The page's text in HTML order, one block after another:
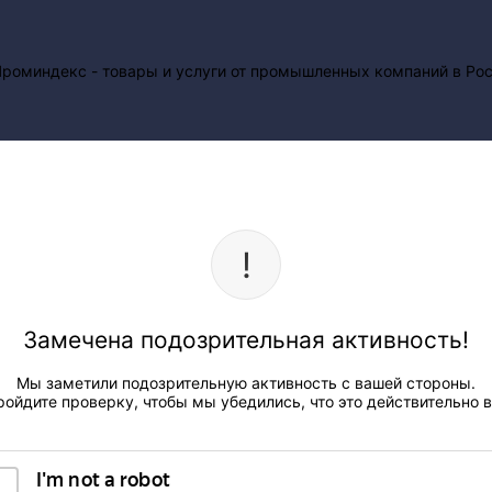
Замечена подозрительная активность!
Мы заметили подозрительную активность с вашей стороны.
проверку, чтобы мы убедились, что это действительно